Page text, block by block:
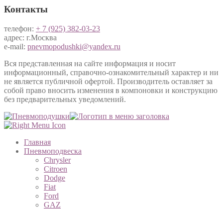
Контакты
телефон: + 7 (925) 382-03-23
адрес: г.Москва
e-mail: pnevmopodushki@yandex.ru
Вся представленная на сайте информация и носит
информационный, справочно-ознакомительный характер и ни
не является публичной офертой. Производитель оставляет за
собой право вносить изменения в компоновки и конструкцию
без предварительных уведомлений.
Главная
Пневмоподвеска
Chrysler
Citroen
Dodge
Fiat
Ford
GAZ